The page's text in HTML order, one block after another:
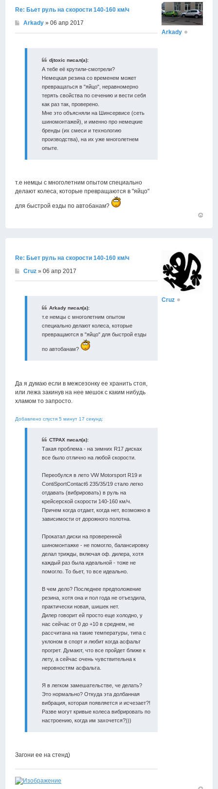
Re: Бьет руль на скорости 140-160 км/ч
Arkady » 06 апр 2017
djtoxic писал(а):
А тебе её крутили-смотрели?
Немецкая резина со временем может
превращаться в "яйцо", неравномерно
терять свойства по сечению и вести себя
как раз так, проверено.
Мне это объясняли на Шинсервисе (сеть
шиномонтажей), и именно про немецкие
бренды (их смеси и технологию
производства), на их уже многолетнем
опыте.
т.е немцы с многолетним опытом специально
делают колеса, которые превращаются в "яйцо"
для быстрой езды по автобанам?
Arkady
Re: Бьет руль на скорости 140-160 км/ч
Cruz » 06 апр 2017
Arkady писал(а):
т.е немцы с многолетним опытом
специально делают колеса, которые
превращаются в "яйцо" для быстрой езды
по автобанам?
Да я думаю если в межсезонку ее хранить стоя,
или лежа закинув на нее мешок с каким нибудь
хламом то запросто.
Добавлено спустя 5 минут 17 секунд:
CTPAX писал(а):
Такая проблема - на зимних R17 дисках
все было отлично на любой скорости.
Переобулся в лето VW Motorsport R19 и
ContiSportContact6 235/35/19 стало легко
отдавать (вибрировать) в руль на
крейсерской скорости 140-160 км/ч.
Причем когда отдает, когда нет, возможно в
зависимости от дорожного полотна.
Прокатал диски на проверенной
шиномонтажке - не помогло, балансировку
делал трижды, включая оф. дилера, хотя
каждый раз была идеальной - тоже не
помогло. То бьет, то все идеально.
В чем дело? Последнее предположение
резина, хотя она и пол года не отъездила,
практически новая, шишек нет.
Дилер говорит ей просто еще холодно, у
нас сейчас от 0 до +10 в среднем, не
рассчитана на такие температуры, типа с
уклоном в спорт и любит когда асфальт
прогрет. Думают, что все пройдет ближе к
лету, а сейчас очень чувствительна к
неровностям асфальта.
Я в легком замешательстве, че делать?
Это нормально? Откуда эта долбанная
вибрация, которая появляется и исчезает?!
Разве могут кривые колеса вибрировать по
настроению, когда им захочется?)))
Загони ее на стенд)
Cruz